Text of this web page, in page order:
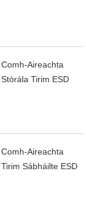
Comh-Aireachta
Stórála Tirim ESD
Comh-Aireachta
Tirim Sábháilte ESD